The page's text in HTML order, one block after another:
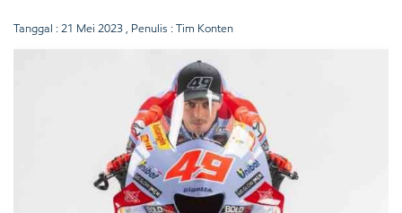
Tanggal : 21 Mei 2023 , Penulis : Tim Konten